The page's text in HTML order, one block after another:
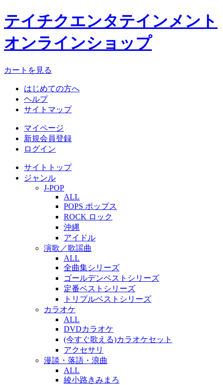
テイチクエンタテインメント
オンラインショップ
カートを見る
はじめての方へ
ヘルプ
サイトマップ
マイページ
新規会員登録
ログイン
サイトトップ
ジャンル
J-POP
ALL
POPS ポップス
ROCK ロック
沖縄
アイドル
演歌／歌謡曲
ALL
全曲集シリーズ
ゴールデンベストシリーズ
定番ベストシリーズ
トリプルベストシリーズ
カラオケ
ALL
DVDカラオケ
(今すぐ歌える)カラオケセット
アクセサリ
漫談・落語・浪曲
ALL
綾小路きみまろ